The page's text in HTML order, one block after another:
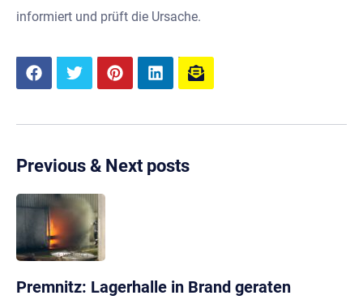
informiert und prüft die Ursache.
Previous & Next posts
Premnitz: Lagerhalle in Brand geraten